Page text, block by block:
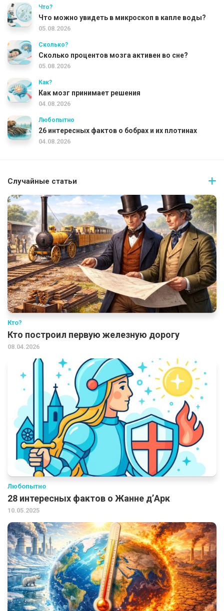
Что?
Что можно увидеть в микроскоп в капле воды?
05.08.2026
Сколько?
Сколько процентов мозга активен во сне?
05.08.2026
Как?
Как мозг принимает решения
04.08.2026
Любопытно
26 интересных фактов о бобрах и их плотинах
04.08.2026
Случайные статьи
Кто?
Кто построил первую железную дорогу
08.04.2026
Любопытно
28 интересных фактов о Жанне д’Арк
10.05.2025